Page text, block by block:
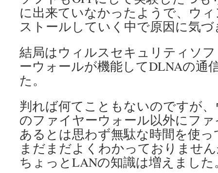
に出来ていなかったようで、ウ
ストールしていく中で原因に気
結局はウィルスセキュリティソ
ーウォールが機能してDLNAの通
た。
判れば何てこともないのですが
のファイヤーウォール以外にフ
あるとは思わず無駄な時間を使
まだまだよくわかっておりませ
ちょっとLANの知識は増えました